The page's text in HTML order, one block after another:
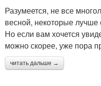
Разумеется, не все
весной, некоторые лучше
Но если вам хочется
можно скорее, уже пора
читать дальше →